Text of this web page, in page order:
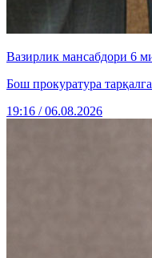
Вазирлик мансабдори 6
Бош прокуратура
19:16 / 06.08.2026